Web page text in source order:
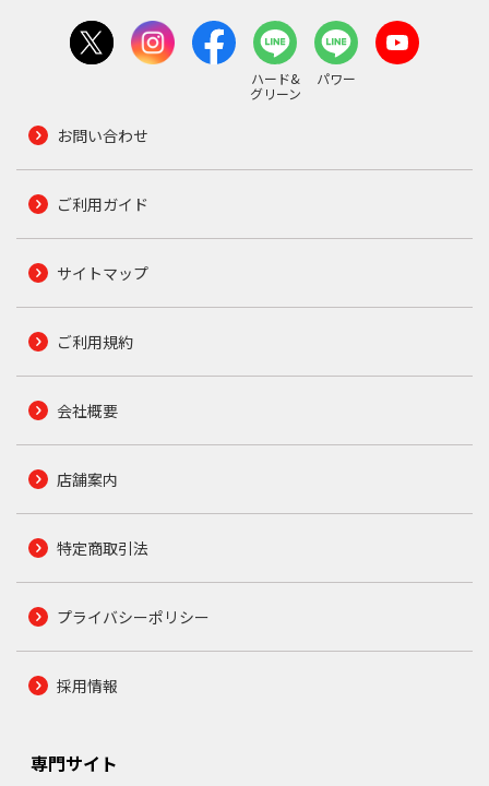
ハード&
グリーン
パワー
お問い合わせ
ご利用ガイド
サイトマップ
ご利用規約
会社概要
店舗案内
特定商取引法
プライバシーポリシー
採用情報
専門サイト